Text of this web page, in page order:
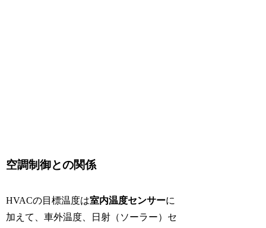
空調制御との関係
HVACの目標温度は室内温度センサーに
加えて、車外温度、日射（ソーラー）セ